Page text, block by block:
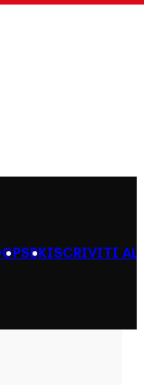
SBKISCRIVITI AL